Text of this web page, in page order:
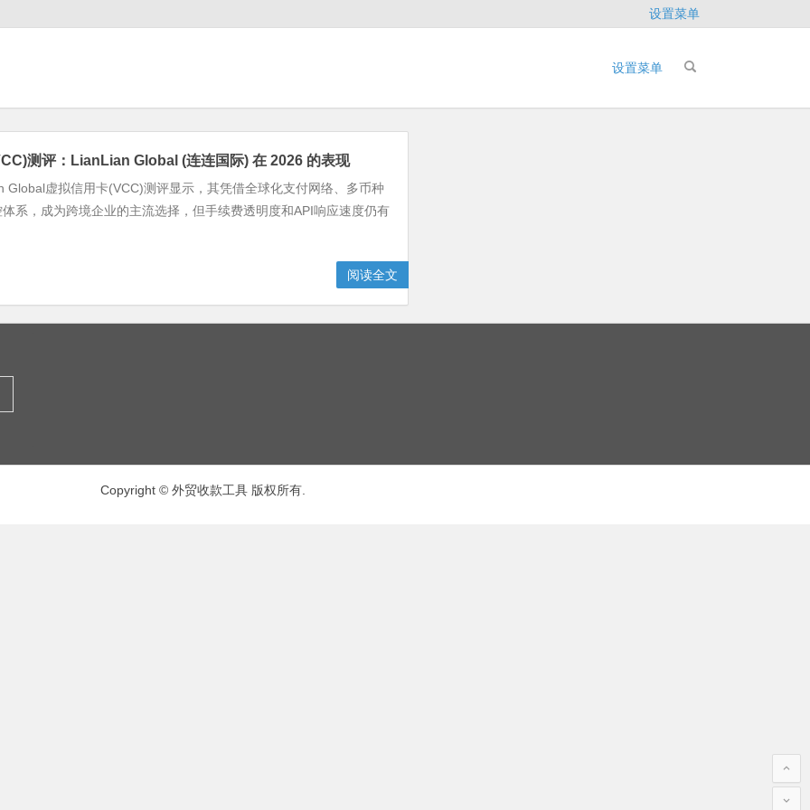
设置菜单
设置菜单
测评：LianLian Global (连连国际) 在 2026 的表现
Global虚拟信用卡(VCC)测评显示，其凭借全球化支付网络、多币种
系，成为跨境企业的主流选择，但手续费透明度和API响应速度仍有
阅读全文
Copyright © 外贸收款工具 版权所有.